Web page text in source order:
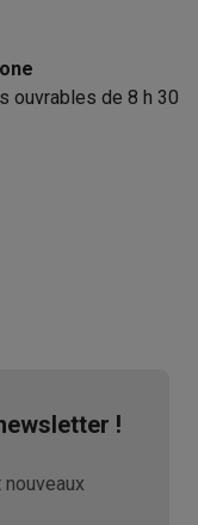
ouvrables de 8 h 30
!